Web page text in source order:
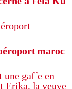
maroc